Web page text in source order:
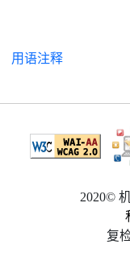
用语注释
2020©
复